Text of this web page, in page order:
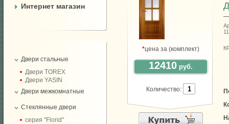
Интернет магазин
Двери стальные
Двери TOREX
Двери YASIN
Двери межкомнатные
Стеклянные двери
серия "Florid"
*цена за (комплект)
12410 руб.
Количество: